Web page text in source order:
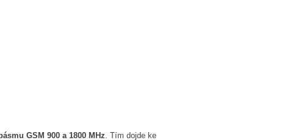
GSM 900 a 1800 MHz. Tím dojde ke